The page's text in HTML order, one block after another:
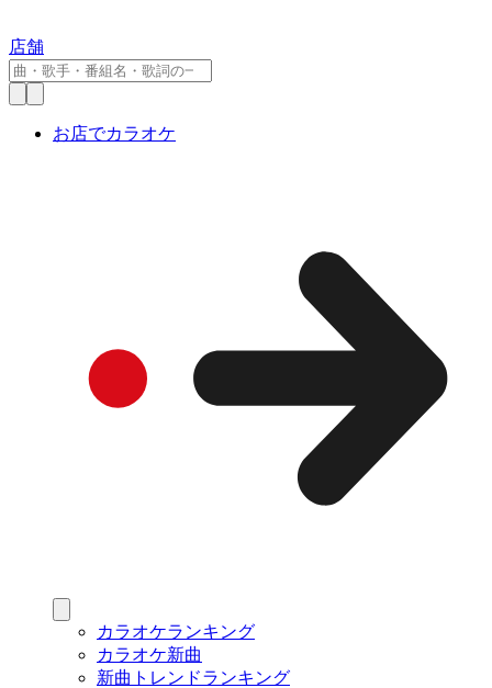
店舗
お店でカラオケ
カラオケランキング
カラオケ新曲
新曲トレンドランキング